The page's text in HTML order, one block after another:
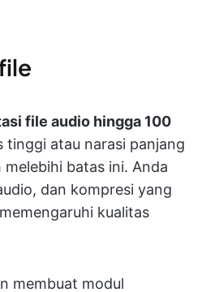
file audio hingga 100
tinggi atau narasi panjang
batas ini. Anda
dan kompresi yang
kualitas
membuat modul